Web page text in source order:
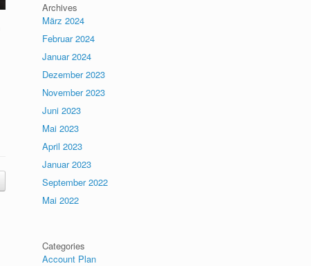
Archives
März 2024
Februar 2024
Januar 2024
Dezember 2023
November 2023
Juni 2023
Mai 2023
April 2023
Januar 2023
September 2022
Mai 2022
Categories
Account Plan